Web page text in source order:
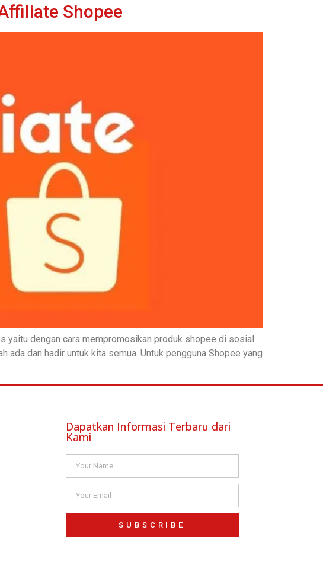
Shopee
yaitu dengan cara mempromosikan produk shopee di sosial
dan hadir untuk kita semua. Untuk pengguna Shopee yang
Dapatkan Informasi Terbaru dari
Kami
SUBSCRIBE